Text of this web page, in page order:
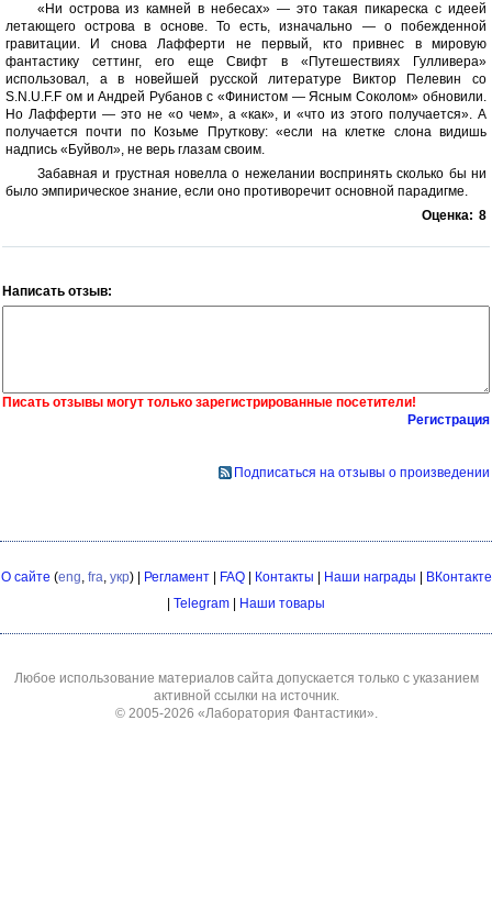
«Ни острова из камней в небесах» — это такая пикареска с идеей
летающего острова в основе. То есть, изначально — о побежденной
гравитации. И снова Лафферти не первый, кто привнес в мировую
фантастику сеттинг, его еще Свифт в «Путешествиях Гулливера»
использовал, а в новейшей русской литературе Виктор Пелевин со
S.N.U.F.F ом и Андрей Рубанов с «Финистом — Ясным Соколом» обновили.
Но Лафферти — это не «о чем», а «как», и «что из этого получается». А
получается почти по Козьме Пруткову: «если на клетке слона видишь
надпись «Буйвол», не верь глазам своим.
Забавная и грустная новелла о нежелании воспринять сколько бы ни
было эмпирическое знание, если оно противоречит основной парадигме.
Оценка: 8
Написать отзыв:
Писать отзывы могут только зарегистрированные посетители!
Регистрация
Подписаться на отзывы о произведении
О сайте (eng, fra, укр) | Регламент| FAQ| Контакты Наши награды
ВКонтакте
Telegram Наши товары
Любое использование материалов сайта допускается только с указанием
активной ссылки на источник.
© 2005-2026 «Лаборатория Фантастики».